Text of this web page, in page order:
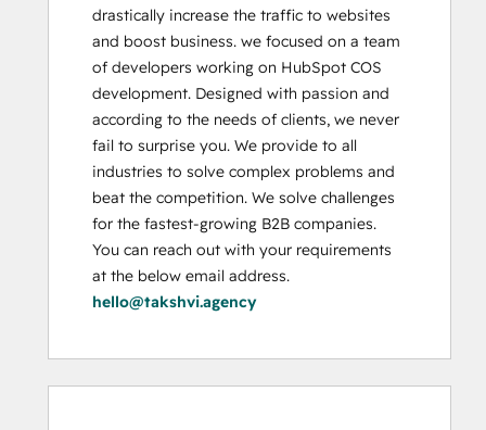
drastically increase the traffic to websites
and boost business. we focused on a team
of developers working on HubSpot COS
development. Designed with passion and
according to the needs of clients, we never
fail to surprise you. We provide to all
industries to solve complex problems and
beat the competition. We solve challenges
for the fastest-growing B2B companies.
You can reach out with your requirements
hello@takshvi.agency